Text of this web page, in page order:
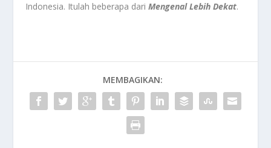
Indonesia. Itulah beberapa dariMengenal Lebih Dekat.
MEMBAGIKAN: